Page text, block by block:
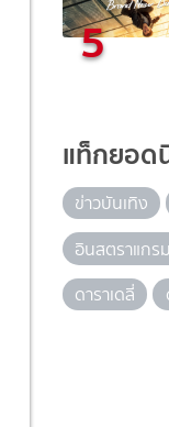
5
แท็กยอด
ข่าวบันเทิง
อินสตราแกร
ดาราเดลี่